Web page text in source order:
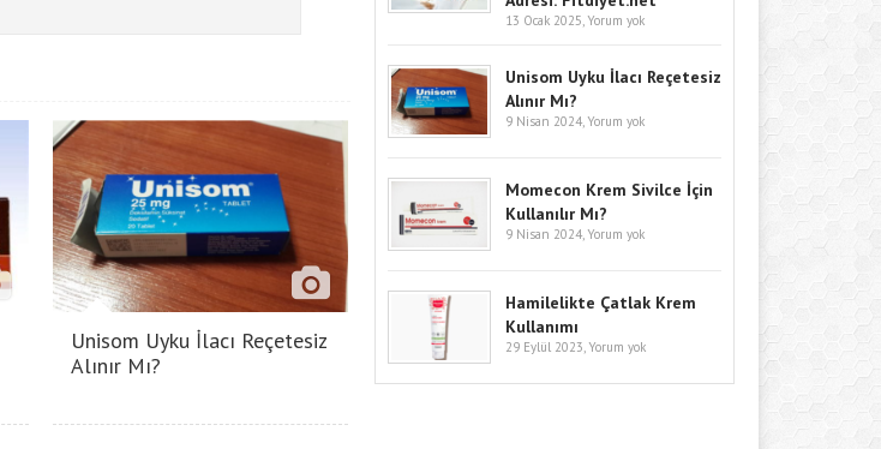
Unisom Uyku İlacı Reçetesiz
Alınır Mı?
13 Ocak 2025, Yorum yok
Unisom Uyku İlacı Reçetesiz
Alınır Mı?
9 Nisan 2024, Yorum yok
Momecon Krem Sivilce İçin
Kullanılır Mı?
9 Nisan 2024, Yorum yok
Hamilelikte Çatlak Krem
Kullanımı
29 Eylül 2023, Yorum yok